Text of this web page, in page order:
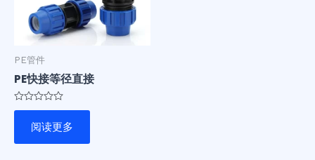
PE管件
PE快接等径直接
评
5
阅读更多